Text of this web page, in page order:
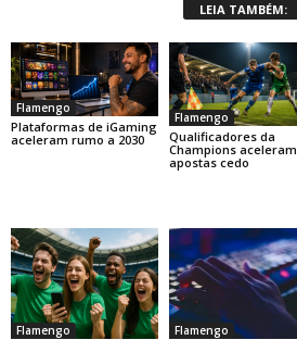
LEIA TAMBÉM:
Flamengo
Plataformas de iGaming
aceleram rumo a 2030
Flamengo
Qualificadores da
Champions aceleram
apostas cedo
Flamengo Flamengo